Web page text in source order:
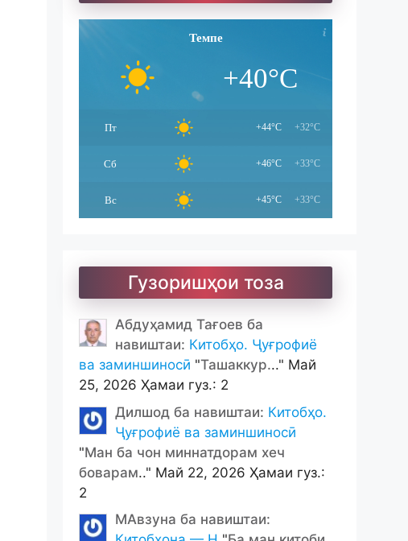
Ҷомӣ – чанд ғазал
Темпе
+40°C
Пт +44°C +32°C
Сб +46°C +33°C
Вс +45°C +33°C
Гузоришҳои тоза
Абдуҳамид Тағоев ба
навиштаи: Китобҳо. Ҷуғрофиё
ва заминшиносӣ "Ташаккур..." Май
25, 2026 Ҳамаи гуз.: 2
Дилшод ба навиштаи: Китобҳо.
Ҷуғрофиё ва заминшиносӣ
"Ман ба чон миннатдорам хеч
боварам.." Май 22, 2026 Ҳамаи гуз.:
2
МАвзуна ба навиштаи: